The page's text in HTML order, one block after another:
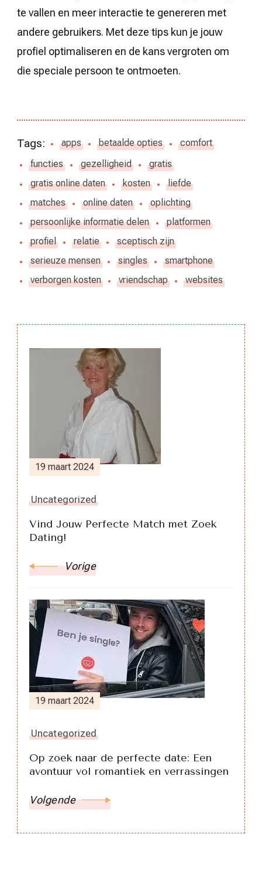
te vallen en meer interactie te genereren met
andere gebruikers. Met deze tips kun je jouw
profiel optimaliseren en de kans vergroten om
die speciale persoon te ontmoeten.
Tags: apps betaalde opties
comfort
functies
gezelligheid
gratis
gratis online daten
kosten
liefde
matches
online daten
oplichting
persoonlijke informatie delen
platformen
profiel
relatie
sceptisch zijn
serieuze mensen
singles
smartphone
verborgen kosten
vriendschap websites
Berichtnavigatie
19 maart 2024
Uncategorized
Vind Jouw Perfecte Match met Zoek
Dating!
Vorige
19 maart 2024
Uncategorized
Op zoek naar de perfecte date: Een
avontuur vol romantiek en verrassingen
Volgende